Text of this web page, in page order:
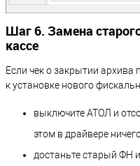
Шаг 6. Замена
кассе
Если чек о закрытии
к установке нового
выключите АТОЛ и
этом в драйвере
достаньте старый ФН